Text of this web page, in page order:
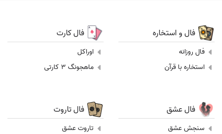
فال و استخاره
فال روزانه
استخاره با قرآن
فال کارت
اوراکل
ماهجونگ 3 کارتی
فال عشق
سنجش عشق
فال تاروت
تاروت عشق